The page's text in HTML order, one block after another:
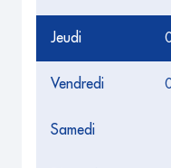
Jeudi
Vendredi
Samedi